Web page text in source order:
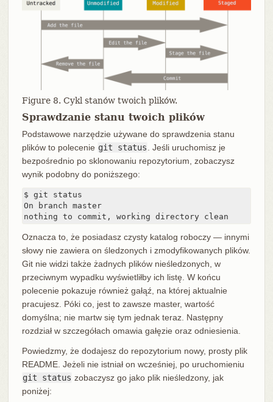
Figure 8. Cykl stanów twoich plików.
Sprawdzanie stanu twoich plików
Podstawowe narzędzie używane do sprawdzenia stanu
plików to polecenie git status
. Jeśli uruchomisz je
bezpośrednio po sklonowaniu repozytorium, zobaczysz
wynik podobny do poniższego:
$ git status
On branch master
nothing to commit, working directory clean
Oznacza to, że posiadasz czysty katalog roboczy — innymi
słowy nie zawiera on śledzonych i zmodyfikowanych plików.
Git nie widzi także żadnych plików nieśledzonych, w
przeciwnym wypadku wyświetliłby ich listę. W końcu
polecenie pokazuje również gałąź, na której aktualnie
pracujesz. Póki co, jest to zawsze master, wartość
domyślna; nie martw się tym jednak teraz. Następny
rozdział w szczegółach omawia gałęzie oraz odniesienia.
Powiedzmy, że dodajesz do repozytorium nowy, prosty plik
README. Jeżeli nie istniał on wcześniej, po uruchomieniu
git status zobaczysz go jako plik nieśledzony, jak
poniżej: